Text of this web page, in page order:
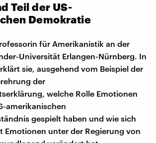
Teil der US-
Demokratie
für Amerikanistik an der
Universität Erlangen-Nürnberg. In
sie, ausgehend vom Beispiel der
der
welche Rolle Emotionen
amerikanischen
gespielt haben und wie sich
Emotionen unter der Regierung von